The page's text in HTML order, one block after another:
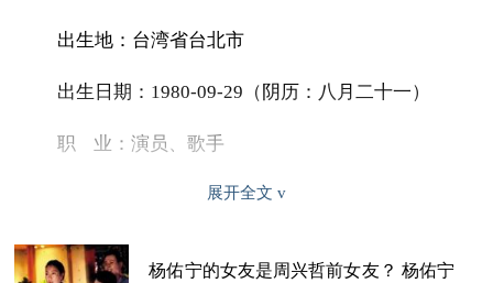
出生地：台湾省台北市
出生日期：1980-09-29（阴历：八月二十一）
职 业：演员、歌手
毕业院校：台湾观光学院
经纪公司：华谊兄弟传媒集团
展开全文
杨佑宁的女友是周兴哲前女友？ 杨佑宁